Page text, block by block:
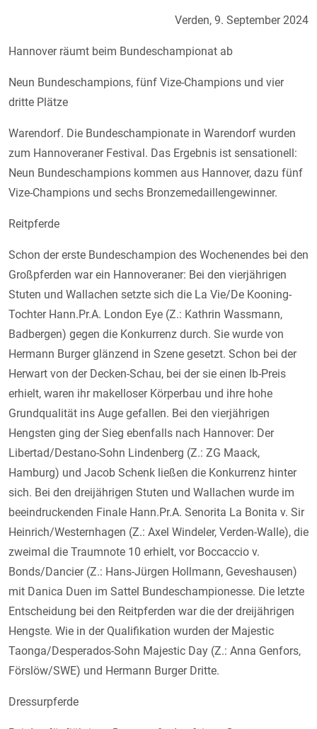
Verden, 9. September 2024
Hannover räumt beim Bundeschampionat ab
Neun Bundeschampions, fünf Vize-Champions und vier
dritte Plätze
Warendorf. Die Bundeschampionate in Warendorf wurden
zum Hannoveraner Festival. Das Ergebnis ist sensationell:
Neun Bundeschampions kommen aus Hannover, dazu fünf
Vize-Champions und sechs Bronzemedaillengewinner.
Reitpferde
Schon der erste Bundeschampion des Wochenendes bei den
Großpferden war ein Hannoveraner: Bei den vierjährigen
Stuten und Wallachen setzte sich die La Vie/De Kooning-
Tochter Hann.Pr.A. London Eye (Z.: Kathrin Wassmann,
Badbergen) gegen die Konkurrenz durch. Sie wurde von
Hermann Burger glänzend in Szene gesetzt. Schon bei der
Herwart von der Decken-Schau, bei der sie einen Ib-Preis
erhielt, waren ihr makelloser Körperbau und ihre hohe
Grundqualität ins Auge gefallen. Bei den vierjährigen
Hengsten ging der Sieg ebenfalls nach Hannover: Der
Libertad/Destano-Sohn Lindenberg (Z.: ZG Maack,
Hamburg) und Jacob Schenk ließen die Konkurrenz hinter
sich. Bei den dreijährigen Stuten und Wallachen wurde im
beeindruckenden Finale Hann.Pr.A. Senorita La Bonita v. Sir
Heinrich/Westernhagen (Z.: Axel Windeler, Verden-Walle), die
zweimal die Traumnote 10 erhielt, vor Boccaccio v.
Bonds/Dancier (Z.: Hans-Jürgen Hollmann, Geveshausen)
mit Danica Duen im Sattel Bundeschampionesse. Die letzte
Entscheidung bei den Reitpferden war die der dreijährigen
Hengste. Wie in der Qualifikation wurden der Majestic
Taonga/Desperados-Sohn Majestic Day (Z.: Anna Genfors,
Förslöw/SWE) und Hermann Burger Dritte.
Dressurpferde